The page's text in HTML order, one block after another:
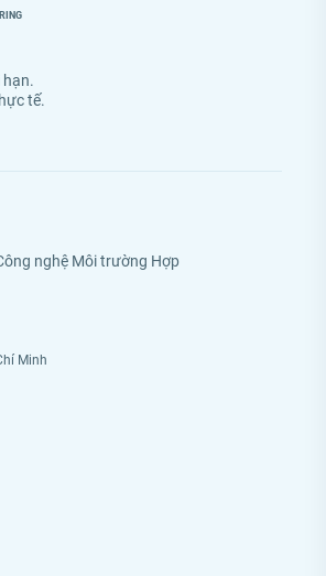
hạn.
tế.
nghệ Môi trường Hợp
Minh